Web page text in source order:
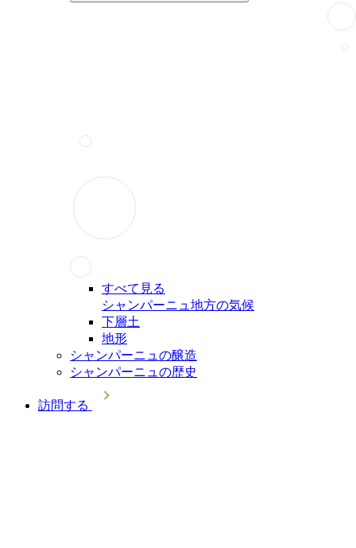
すべて見る
シャンパーニュ地方の気候
下層土
地形
シャンパーニュの醸造
シャンパーニュの歴史
訪問する